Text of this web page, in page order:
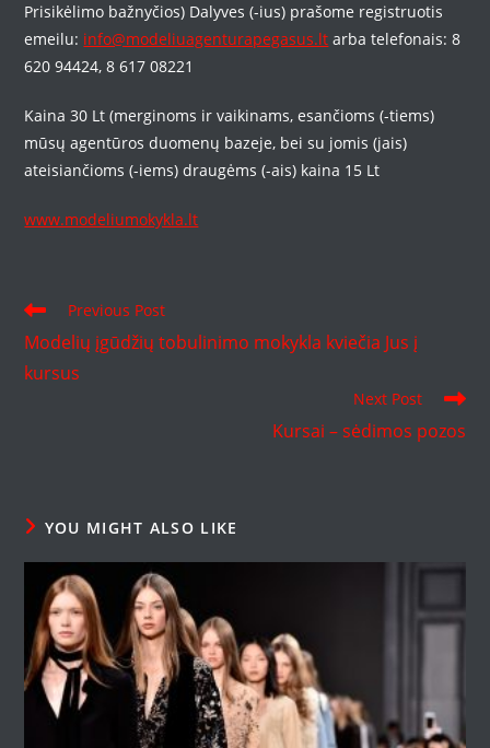
Prisikėlimo bažnyčios) Dalyves (-ius) prašome registruotis
emeilu: info@modeliuagenturapegasus.lt arba telefonais: 8
620 94424, 8 617 08221
Kaina 30 Lt (merginoms ir vaikinams, esančioms (-tiems)
mūsų agentūros duomenų bazeje, bei su jomis (jais)
ateisiančioms (-iems) draugėms (-ais) kaina 15 Lt
www.modeliumokykla.lt
Read
more
articles
Previous Post
Modelių įgūdžių tobulinimo mokykla kviečia Jus į
kursus
Next Post
Kursai – sėdimos pozos
YOU MIGHT ALSO LIKE